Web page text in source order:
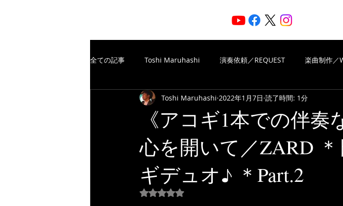
全ての記事 Toshi Maruhashi 演奏依頼／REQUEST 楽曲制作／
楽譜制作／SCORE TheFreeSpiritsMusic 楽曲制作／WORKS
楽譜制作／SCORE YouTube VIEWS OF REVIEWS
《アコギ1本での伴奏
心を開いて／ZARD
ギデュオ♪ ＊Part.2
Toshi Maruhashi 2022年1月7日 読了時間: 1分
5つ星のうちNaNと評価されています。